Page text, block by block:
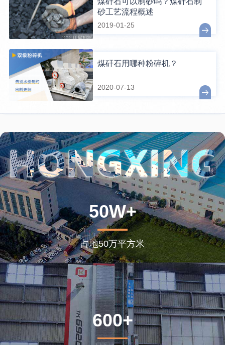
砂工艺流程概述
2019-01-25
煤矸石用哪种粉碎机？
2020-07-13
50W+
占地50万平方米
600+